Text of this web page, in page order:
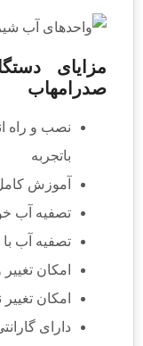
صدرامهاب
نصب و راه
باتجربه
آموزش
تصفیه آب
تصفیه آب
امکان
امکان
دارای